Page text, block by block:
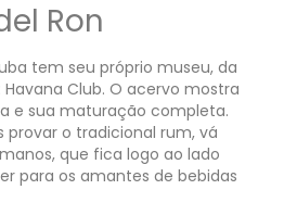
Ron
tem seu próprio museu, da
Club. O acervo mostra
e sua maturação completa.
provar o tradicional rum, vá
que fica logo ao lado
para os amantes de bebidas